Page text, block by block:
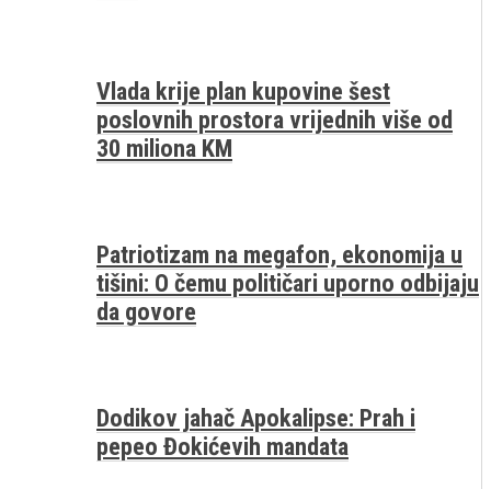
Vlada krije plan kupovine šest
poslovnih prostora vrijednih više od
30 miliona KM
Patriotizam na megafon, ekonomija u
tišini: O čemu političari uporno odbijaju
da govore
Dodikov jahač Apokalipse: Prah i
pepeo Đokićevih mandata